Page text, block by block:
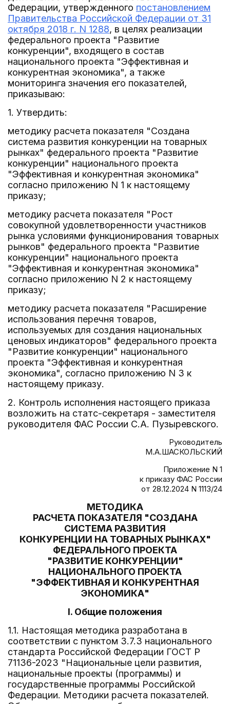
Федерации, утвержденного постановлением
Правительства Российской Федерации от 31
октября 2018 г. N 1288, в целях реализации
федерального проекта "Развитие
конкуренции", входящего в состав
национального проекта "Эффективная и
конкурентная экономика", а также
мониторинга значения его показателей,
приказываю:
1. Утвердить:
методику расчета показателя "Создана
система развития конкуренции на товарных
рынках" федерального проекта "Развитие
конкуренции" национального проекта
"Эффективная и конкурентная экономика"
согласно приложению N 1 к настоящему
приказу;
методику расчета показателя "Рост
совокупной удовлетворенности участников
рынка условиями функционирования товарных
рынков" федерального проекта "Развитие
конкуренции" национального проекта
"Эффективная и конкурентная экономика"
согласно приложению N 2 к настоящему
приказу;
методику расчета показателя "Расширение
использования перечня товаров,
используемых для создания национальных
ценовых индикаторов" федерального проекта
"Развитие конкуренции" национального
проекта "Эффективная и конкурентная
экономика", согласно приложению N 3 к
настоящему приказу.
2. Контроль исполнения настоящего приказа
возложить на статс-секретаря - заместителя
руководителя ФАС России С.А. Пузыревского.
Руководитель
М.А.ШАСКОЛЬСКИЙ
Приложение N 1
к приказу ФАС России
от 28.12.2024 N 1113/24
МЕТОДИКА
РАСЧЕТА ПОКАЗАТЕЛЯ "СОЗДАНА
СИСТЕМА РАЗВИТИЯ
КОНКУРЕНЦИИ НА ТОВАРНЫХ РЫНКАХ"
ФЕДЕРАЛЬНОГО ПРОЕКТА
"РАЗВИТИЕ КОНКУРЕНЦИИ"
НАЦИОНАЛЬНОГО ПРОЕКТА
"ЭФФЕКТИВНАЯ И КОНКУРЕНТНАЯ
ЭКОНОМИКА"
I. Общие положения
1.1. Настоящая методика разработана в
соответствии с пунктом 3.7.3 национального
стандарта Российской Федерации ГОСТ Р
71136-2023 "Национальные цели развития,
национальные проекты (программы) и
государственные программы Российской
Федерации. Методики расчета показателей.